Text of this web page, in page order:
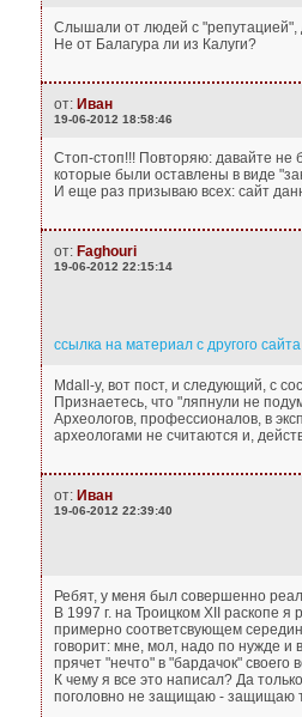
Слышали от людей с "репутацией",
Не от Балагура ли из Калуги?
от: Иван
19-06-2012 18:58:46
Стоп-стоп!!! Повторяю: давайте не
которые были оставлены в виде
И еще раз призываю всех: сайт
от: Faghouri
19-06-2012 22:15:14
ссылка на материал с другого сайта
Mdall-у, вот пост, и следующий, с
Признаетесь, что "ляпнули не
Археологов, профессионалов, в
археологами не считаются и,
от: Иван
19-06-2012 22:39:40
Ребят, у меня был совершенно
В 1997 г. на Троицком XII раскопе
примерно соответсвующем
говорит: мне, мол, надо по нужде и
прячет "нечто" в "бардачок" своего
К чему я все это написал? Да
поголовно не защищаю - защищаю